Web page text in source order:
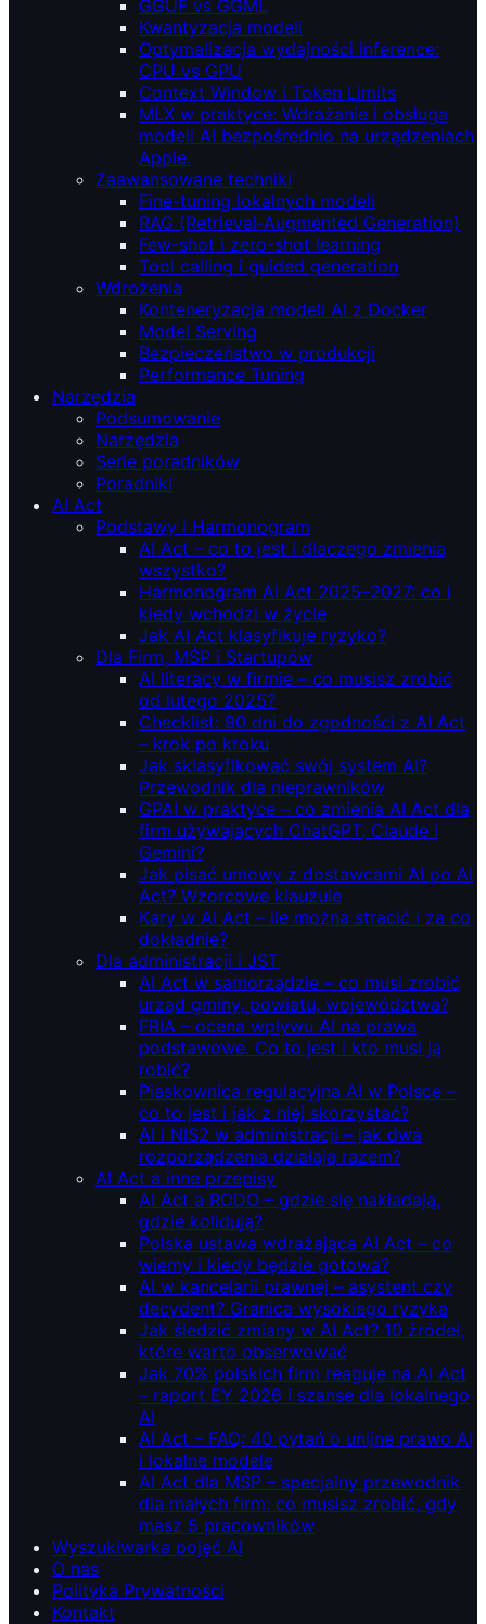
GGUF vs GGML
Kwantyzacja modeli
Optymalizacja wydajności inference:
CPU vs GPU
Context Window i Token Limits
MLX w praktyce: Wdrażanie i obsługa
modeli AI bezpośrednio na urządzeniach
Apple.
Zaawansowane techniki
Fine-tuning lokalnych modeli
RAG (Retrieval‑Augmented Generation)
Few-shot i zero-shot learning
Tool calling i guided generation
Wdrożenia
Konteneryzacja modeli AI z Docker
Model Serving
Bezpieczeństwo w produkcji
Performance Tuning
Narzędzia
Podsumowanie
Narzędzia
Serie poradników
Poradniki
AI Act
Podstawy i Harmonogram
AI Act – co to jest i dlaczego zmienia
wszystko?
Harmonogram AI Act 2025–2027: co i
kiedy wchodzi w życie
Jak AI Act klasyfikuje ryzyko?
Dla Firm, MŚP i Startupów
AI literacy w firmie – co musisz zrobić
od lutego 2025?
Checklist: 90 dni do zgodności z AI Act
– krok po kroku
Jak sklasyfikować swój system AI?
Przewodnik dla nieprawników
GPAI w praktyce – co zmienia AI Act dla
firm używających ChatGPT, Claude i
Gemini?
Jak pisać umowy z dostawcami AI po AI
Act? Wzorcowe klauzule
Kary w AI Act – ile można stracić i za co
dokładnie?
Dla administracji i JST
AI Act w samorządzie – co musi zrobić
urząd gminy, powiatu, województwa?
FRIA – ocena wpływu AI na prawa
podstawowe. Co to jest i kto musi ją
robić?
Piaskownica regulacyjna AI w Polsce –
co to jest i jak z niej skorzystać?
AI i NIS2 w administracji – jak dwa
rozporządzenia działają razem?
AI Act a inne przepisy
AI Act a RODO – gdzie się nakładają,
gdzie kolidują?
Polska ustawa wdrażająca AI Act – co
wiemy i kiedy będzie gotowa?
AI w kancelarii prawnej – asystent czy
decydent? Granica wysokiego ryzyka
Jak śledzić zmiany w AI Act? 10 źródeł,
które warto obserwować
Jak 70% polskich firm reaguje na AI Act
– raport EY 2026 i szanse dla lokalnego
AI
AI Act – FAQ: 40 pytań o unijne prawo AI
i lokalne modele
AI Act dla MŚP – specjalny przewodnik
dla małych firm: co musisz zrobić, gdy
masz 5 pracowników
Wyszukiwarka pojęć AI
O nas
Polityka Prywatności
Kontakt